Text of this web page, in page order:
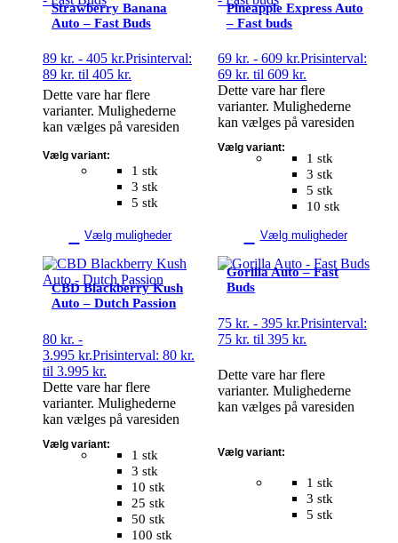
Strawberry Banana
Auto – Fast Buds
89 kr. - 405 kr.Prisinterval:
89 kr. til 405 kr.
1 stk
3 stk
5 stk
Vælg variant:
Vælg muligheder
Dette vare har flere
varianter. Mulighederne
kan vælges på varesiden
Pineapple Express Auto
– Fast buds
69kr. - 609kr.Prisinterval:
69 kr. til 609 kr.
1 stk
3 stk
5 stk
10 stk
Vælg variant:
Vælg muligheder
Dette vare har flere
varianter. Mulighederne
kan vælges på varesiden
CBD Blackberry Kush
Auto – Dutch Passion
80 kr. -
3.995 kr.Prisinterval: 80 kr.
til 3.995 kr.
1 stk
3 stk
10 stk
25 stk
50 stk
100 stk
Vælg variant:
Dette vare har flere
varianter. Mulighederne
kan vælges på varesiden
Gorilla Auto – Fast
Buds
75kr. - 395kr.Prisinterval:
75 kr. til 395 kr.
1 stk
3 stk
5 stk
Vælg variant:
Dette vare har flere
varianter. Mulighederne
kan vælges på varesiden